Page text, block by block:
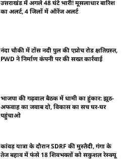
उत्तराखंड में अगले 48 घंटे भारी! मूसलाधार बारिश
का अलर्ट, 4 जिलों में ऑरेंज अलर्ट
नंदा चौकी में टोंस नदी पुल की एप्रोच रोड क्षतिग्रस्त,
PWD ने निर्माण कंपनी पर की सख्त कार्रवाई
भाजपा की गढ़वाल बैठक में धामी का हुंकार: झूठ-
अफवाह का जवाब दो, विकास का सच घर-घर
पहुंचाओ
कांवड़ यात्रा के दौरान SDRF की मुस्तैदी, गंगा के
तेज बहाव में फंसे 18 शिवभक्तों को सकुशल रेस्क्यू